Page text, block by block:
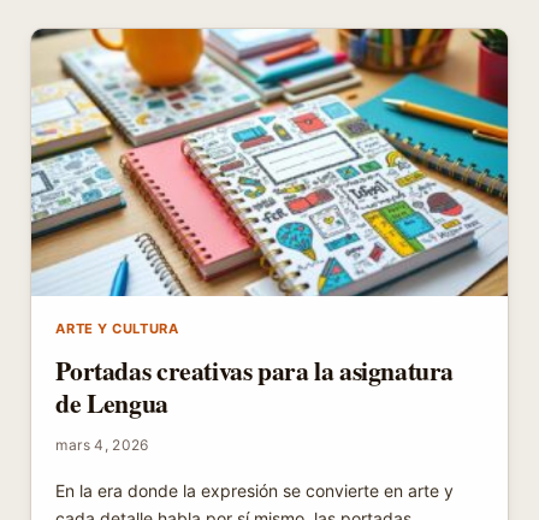
CREATIVA
PROFESIONAL
ARTE Y CULTURA
Portadas creativas para la asignatura
de Lengua
mars 4, 2026
En la era donde la expresión se convierte en arte y